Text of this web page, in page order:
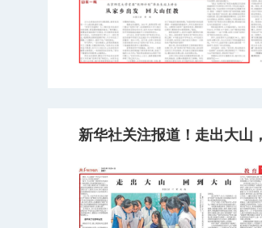
新华社关注报道！走出大山